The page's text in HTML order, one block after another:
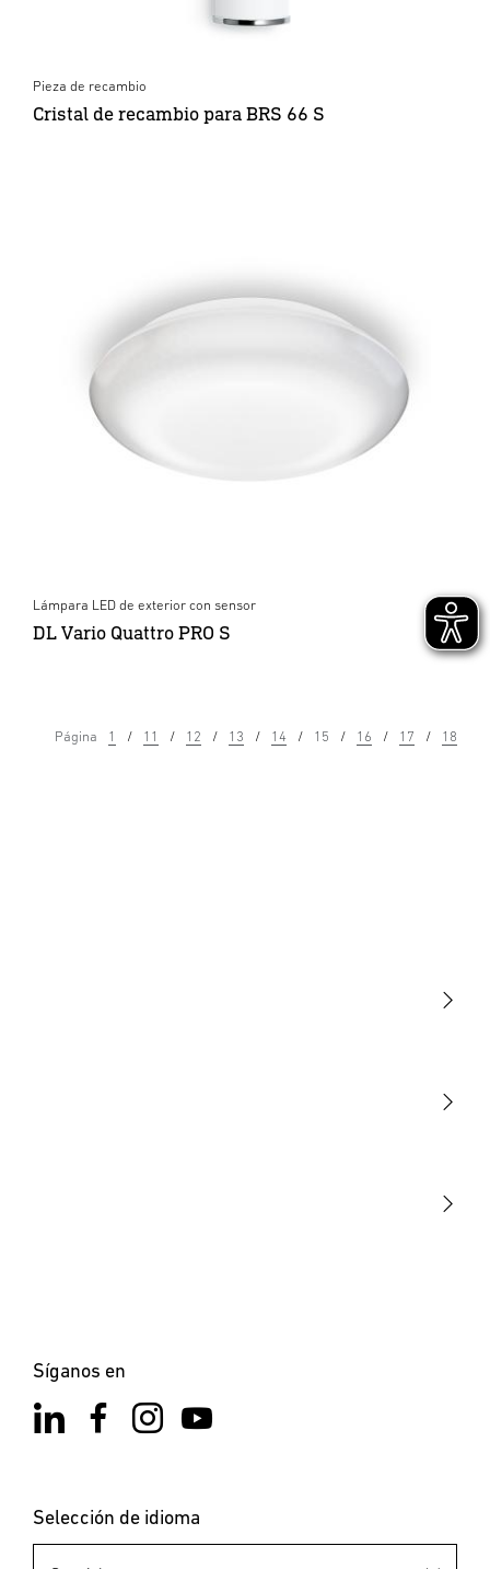
Pieza de recambio
Cristal de recambio para BRS 66 S
Lámpara LED de exterior con sensor
DL Vario Quattro PRO S
Página 1 11 12 13 14 15 16 17 18
Síganos en
Selección de idioma